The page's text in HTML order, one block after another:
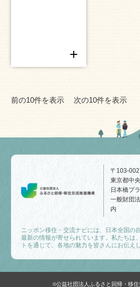
前の10件を表示 次の10件を表示
〒103-
東京都中
日本橋プ
一般財団
内
ニッポン移住・交流ナビには、日本全国の
最新の情報が寄せられています。私たちは
トを通じて、各地の魅力を皆さんにお伝え
©公益社団法人ふるさと回帰・移